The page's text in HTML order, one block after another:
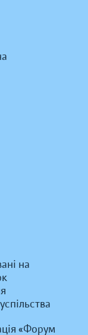
на
«Форум